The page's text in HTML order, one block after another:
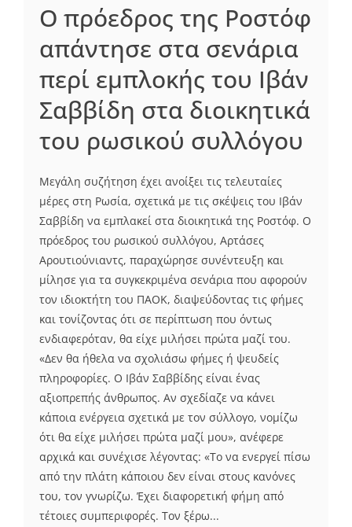
Ο πρόεδρος της Ροστόφ
απάντησε στα σενάρια
περί εμπλοκής του Ιβάν
Σαββίδη στα διοικητικά
του ρωσικού συλλόγου
Μεγάλη συζήτηση έχει ανοίξει τις τελευταίες
μέρες στη Ρωσία, σχετικά με τις σκέψεις του Ιβάν
Σαββίδη να εμπλακεί στα διοικητικά της Ροστόφ. Ο
πρόεδρος του ρωσικού συλλόγου, Αρτάσες
Αρουτιούνιαντς, παραχώρησε συνέντευξη και
μίλησε για τα συγκεκριμένα σενάρια που αφορούν
τον ιδιοκτήτη του ΠΑΟΚ, διαψεύδοντας τις φήμες
και τονίζοντας ότι σε περίπτωση που όντως
ενδιαφερόταν, θα είχε μιλήσει πρώτα μαζί του.
«Δεν θα ήθελα να σχολιάσω φήμες ή ψευδείς
πληροφορίες. Ο Ιβάν Σαββίδης είναι ένας
αξιοπρεπής άνθρωπος. Αν σχεδίαζε να κάνει
κάποια ενέργεια σχετικά με τον σύλλογο, νομίζω
ότι θα είχε μιλήσει πρώτα μαζί μου», ανέφερε
αρχικά και συνέχισε λέγοντας: «Το να ενεργεί πίσω
από την πλάτη κάποιου δεν είναι στους κανόνες
του, τον γνωρίζω. Έχει διαφορετική φήμη από
τέτοιες συμπεριφορές. Τον ξέρω...